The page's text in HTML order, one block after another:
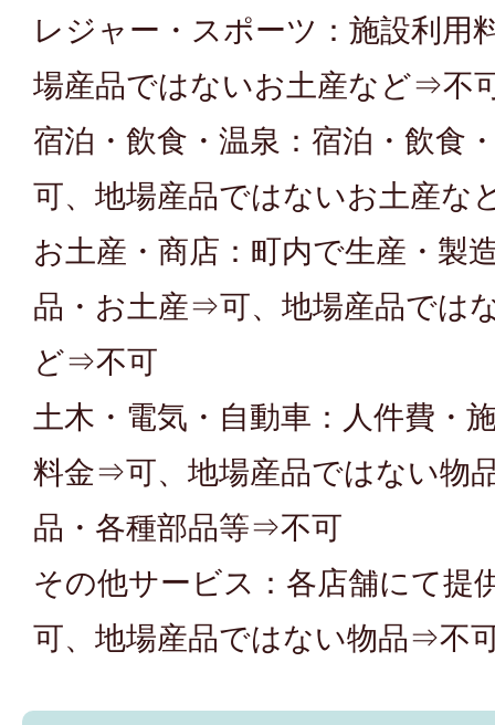
レジャー・スポーツ：施設利用
場産品ではないお土産など⇒不
宿泊・飲食・温泉：宿泊・飲食
可、地場産品ではないお土産な
お土産・商店：町内で生産・製
品・お土産⇒可、地場産品では
ど⇒不可
土木・電気・自動車：人件費・
料金⇒可、地場産品ではない物
品・各種部品等⇒不可
その他サービス：各店舗にて
可、地場産品ではない物品⇒不